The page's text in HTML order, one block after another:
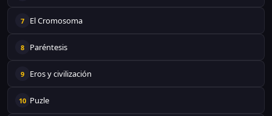
7 El Cromosoma
8 Paréntesis
9 Eros y civilización
10 Puzle